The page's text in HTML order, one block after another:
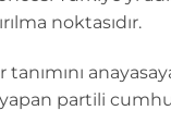
noktasıdır.
tanımını
partili